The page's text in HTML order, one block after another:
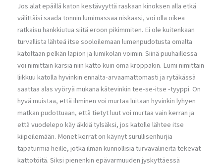
Jos alat epäillä katon kestävyyttä raskaan kinoksen alla etkä
välittäisi saada tonnin lumimassaa niskaasi, voi olla oikea
ratkaisu hankkiutua siitä eroon pikimmiten. Ei ole kuitenkaan
turvallista lähteä itse sooloilemaan lumenpudotusta omalta
katoltaan pelkän lapion ja lumikolan voimin. Siinä puuhaillessa
voi nimittäin kärsiä niin katto kuin oma kroppakin. Lumi nimittäin
liikkuu katolla hyvinkin ennalta-arvaamattomasti ja rytäkässä
saattaa alas vyöryä mukana kätevinkin tee-se-itse -tyyppi. On
hyvä muistaa, että ihminen voi murtaa luitaan hyvinkin lyhyen
matkan pudottuaan, että tietyt luut voi murtaa vain kerran ja
että vuodelepo käy äkkiä tylsäksi, jos katolle lähtee itse
kiipeilemään. Monet kerrat on käynyt surullisenhurjia
tapaturmia heille, jotka ilman kunnollisia turvavälineitä tekevät
kattotöitä. Siksi pienenkin epävarmuuden jyskyttäessä